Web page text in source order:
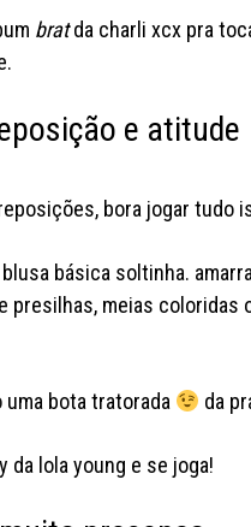
bratda charli xcx pra
e atitude
bora jogar tudo
básica soltinha.
presilhas, meias coloridas
bota tratorada da
da lola young e se joga!